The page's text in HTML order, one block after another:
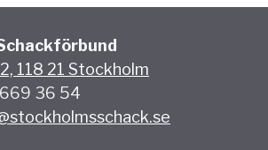
118 21 Stockholm
36 54